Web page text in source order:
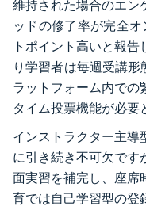
維持された場合のエン
ッドの修了率が完全
トポイント高いと報
り学習者は毎週受講
ラットフォーム内での
タイム投票機能が必要
インストラクター主導
に引き続き不可欠です
面実習を補完し、座席
育では自己学習型の登